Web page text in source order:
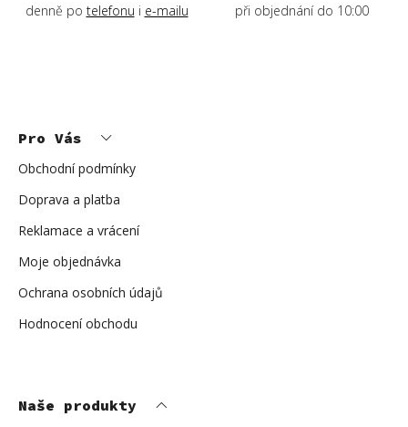
denně po telefonu i e-mailu při objednání do 10:00
Pro Vás
Obchodní podmínky
Doprava a platba
Reklamace a vrácení
Moje objednávka
Ochrana osobních údajů
Hodnocení obchodu
Naše produkty